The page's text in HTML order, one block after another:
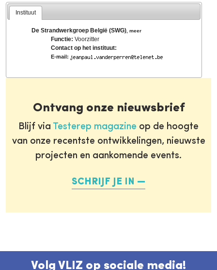
Instituut
De Strandwerkgroep België (SWG) ,meer
Functie:Voorzitter
Contact op het instituut:
E-mail:
Ontvang onze nieuwsbrief
Blijf via Testerep magazine op de hoogte
van onze recentste ontwikkelingen, nieuwste
projecten en aankomende events.
SCHRIJF JE IN
Volg VLIZ op sociale media!